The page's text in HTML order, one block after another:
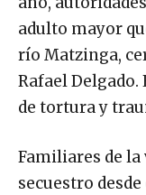
adulto mayor
río Matzinga,
Rafael
de tortura y
Familiares de
secuestro